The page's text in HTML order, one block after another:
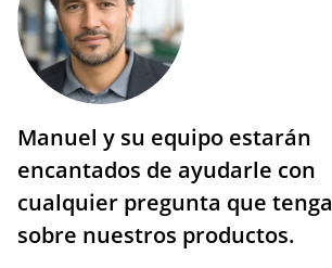
Manuel y su equipo estarán
encantados de ayudarle con
cualquier pregunta que tenga
sobre nuestros productos.